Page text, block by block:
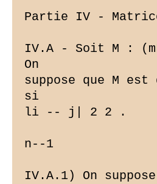
Partie IV -
IV.A - Soit M :
On
suppose que M
si
li -- j| 2 2 .
n--1
IV.A.1) On